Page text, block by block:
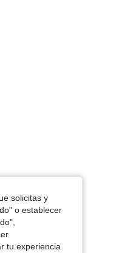
solicitas y
o establecer
tu experiencia